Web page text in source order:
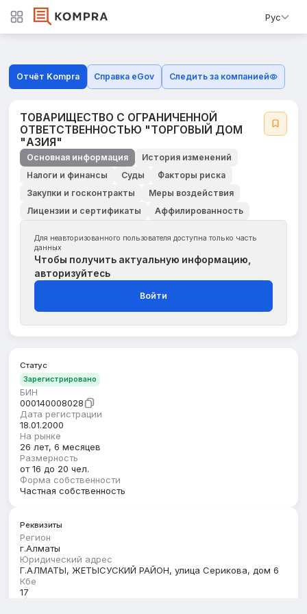
Рус
Отчёт Kompra Справка eGov Следить за компанией
ТОВАРИЩЕСТВО С ОГРАНИЧЕННОЙ
ОТВЕТСТВЕННОСТЬЮ "ТОРГОВЫЙ ДОМ
"АЗИЯ"
Основная информация
История изменений
Налоги и финансы
Суды
Факторы риска
Закупки и госконтракты
Меры воздействия
Лицензии и сертификаты
Аффилированность
Для неавторизованного пользователя доступна только часть
данных
Чтобы получить актуальную информацию,
авторизуйтесь
Войти
Статус
Зарегистрировано
БИН
000140008028
Дата регистрации
18.01.2000
На рынке
26 лет, 6 месяцев
Размерность
от 16 до 20 чел.
Форма собственности
Частная собственность
Реквизиты
Регион
г.Алматы
Юридический адрес
Г.АЛМАТЫ, ЖЕТЫСУСКИЙ РАЙОН, улица Серикова, дом 6
Кбе
17